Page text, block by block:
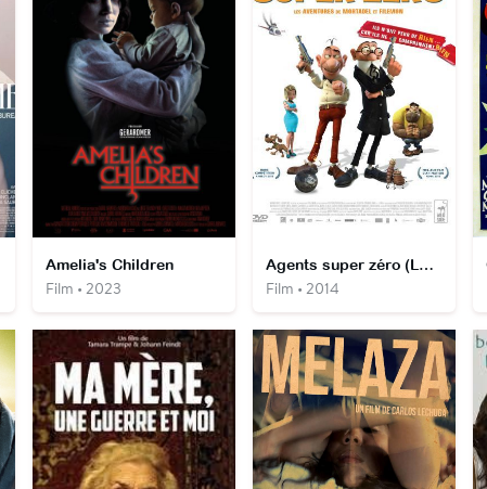
Amelia's Children
Film • 2023
Agents super zéro (Les nouvelles aventures de Mortadel et Filemon)
Film • 2014